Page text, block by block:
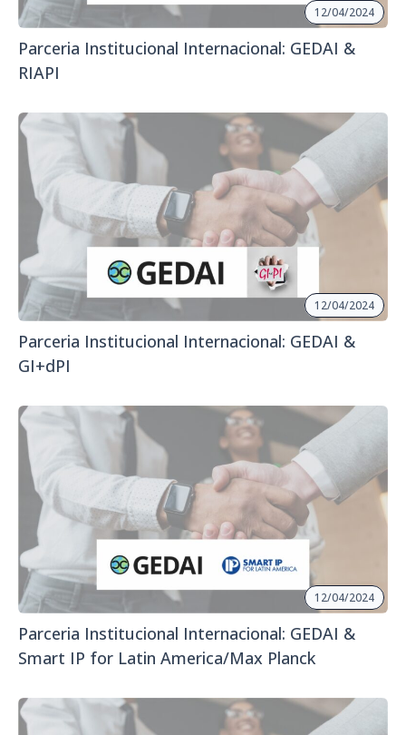
12/04/2024
Parceria Institucional Internacional: GEDAI &
RIAPI
12/04/2024
Parceria Institucional Internacional: GEDAI &
GI+dPI
12/04/2024
Parceria Institucional Internacional: GEDAI &
Smart IP for Latin America/Max Planck